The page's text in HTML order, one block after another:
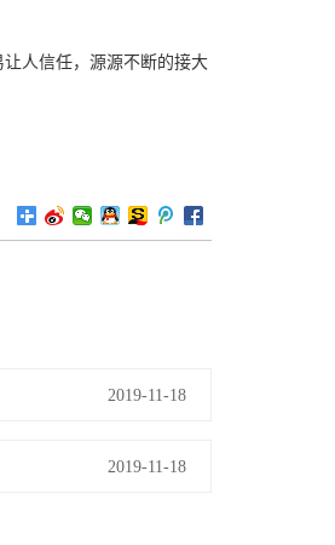
人信任，源源不断的接大
2019-11-18
2019-11-18